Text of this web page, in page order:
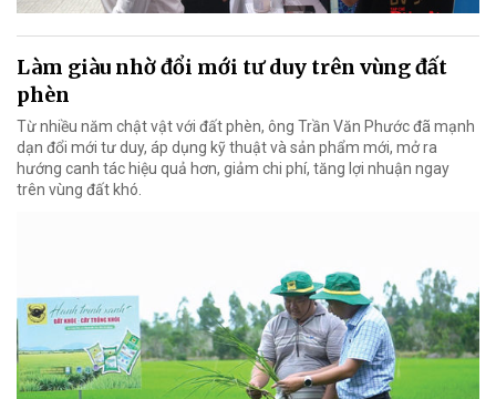
Làm giàu nhờ đổi mới tư duy trên vùng đất
phèn
Từ nhiều năm chật vật với đất phèn, ông Trần Văn Phước đã mạnh
dạn đổi mới tư duy, áp dụng kỹ thuật và sản phẩm mới, mở ra
hướng canh tác hiệu quả hơn, giảm chi phí, tăng lợi nhuận ngay
trên vùng đất khó.